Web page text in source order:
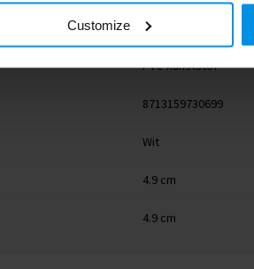
Customize 3 g
PVC-kunststof
8713159730699
Wit
4.9 cm
4.9 cm